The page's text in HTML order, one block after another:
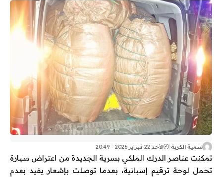
سمية الكربة الأحد 22 فبراير 2026 - 20:49
تمكنت عناصر الدرك الملكي بسرية الجديدة من اعتراض سيارة
تحمل لوحة ترقيم إسبانية، بعدما توصلت بإشعار يفيد بعدم